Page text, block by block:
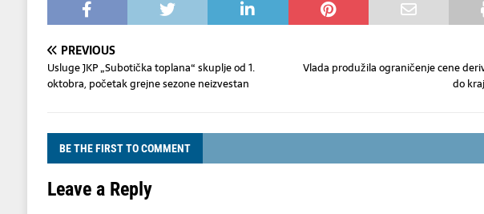
PREVIOUS
Usluge JKP „Subotička toplana“ skuplje od 1.
oktobra, početak grejne sezone neizvestan
Vlada produžila ograničenje cene
do
BE THE FIRST TO COMMENT
Leave a Reply